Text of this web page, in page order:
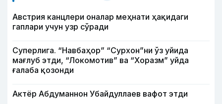
Австрия канцлери оналар меҳнати ҳақидаги
гаплари учун узр сўради
Суперлига. “Навбаҳор” “Сурхон”ни ўз уйида
мағлуб этди, “Локомотив” ва “Хоразм” уйда
ғалаба қозонди
Актёр Абду­маннон Убайдуллаев вафот этди